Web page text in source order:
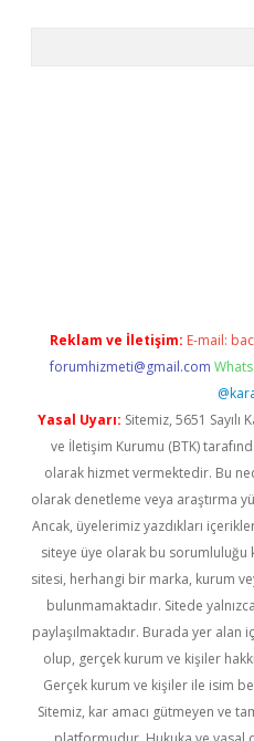
Reklam ve İletişim: E-mail:
forumhizmeti@gmail.com
Yasal Uyarı: Sitemiz, 5651
ve İletişim Kurumu (BTK)
olarak hizmet vermektedir. Bu
olarak denetleme veya araştırma
Ancak, üyelerimiz yazdıkları
siteye üye olarak bu sorumluluğu
sitesi, herhangi bir marka, kurum
bulunmamaktadır. Sitede
paylaşılmaktadır. Burada yer alan
olup, gerçek kurum ve kişiler
Gerçek kurum ve kişiler ile isim
Sitemiz, kar amacı gütmeyen ve